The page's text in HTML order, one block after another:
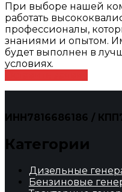
При выборе нашей
работать
профессионалы,
знаниями и опытом.
будет выполнен в
условиях.
ИНН7816686186 /
Категории
Дизельные
Бензиновые